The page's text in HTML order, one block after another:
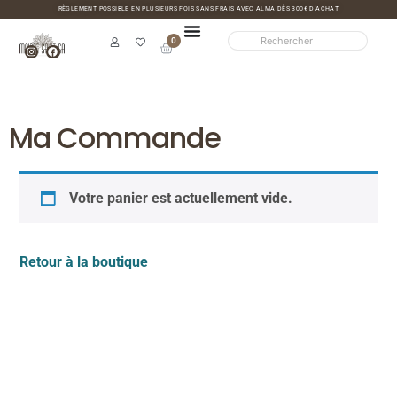
RÈGLEMENT POSSIBLE EN PLUSIEURS FOIS SANS FRAIS AVEC ALMA DÈS 300€ D’ACHAT
0
Ma Commande
Votre panier est actuellement vide.
Retour à la boutique